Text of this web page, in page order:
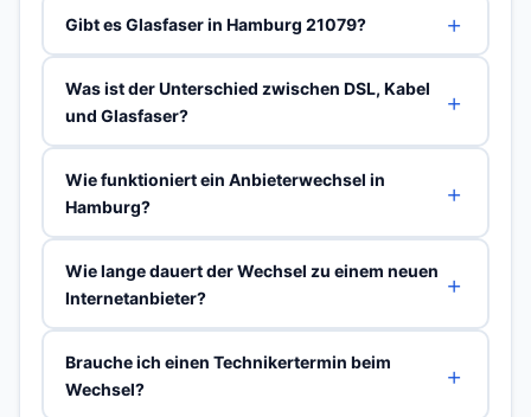
Gibt es Glasfaser in Hamburg 21079?
Was ist der Unterschied zwischen DSL, Kabel
und Glasfaser?
Wie funktioniert ein Anbieterwechsel in
Hamburg?
Wie lange dauert der Wechsel zu einem neuen
Internetanbieter?
Brauche ich einen Technikertermin beim
Wechsel?